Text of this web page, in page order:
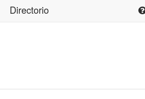
Directorio